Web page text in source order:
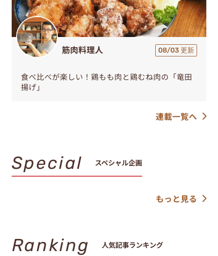
筋肉料理人 08/03 更新
食べ比べが楽しい！鶏もも肉と鶏むね肉の「竜田
揚げ」
連載一覧へ
Special スペシャル企画
もっと見る
Ranking 人気記事ランキング